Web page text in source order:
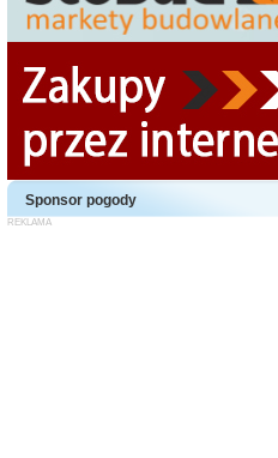
Sponsor pogody